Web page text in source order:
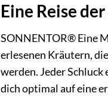
Eine Reise
SONNENTOR® Eine
erlesenen Kräutern,
werden. Jeder Schluck
dich optimal auf eine